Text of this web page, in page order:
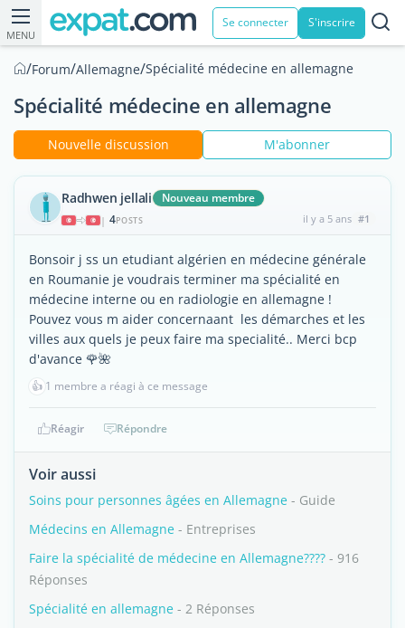
MENU
Se connecter S'inscrire
/Forum/Allemagne/Spécialité médecine en allemagne
Spécialité médecine en allemagne
Nouvelle discussion M'abonner
Radhwen jellali Nouveau membre
| 4POSTS il y a 5 ans #1
Bonsoir j ss un etudiant algérien en médecine générale
en Roumanie je voudrais terminer ma spécialité en
médecine interne ou en radiologie en allemagne !
Pouvez vous m aider concernaant les démarches et les
villes aux quels je peux faire ma specialité.. Merci bcp
d'avance 🌹🌺
👍 1 membre a réagi à ce message
Réagir Répondre
Voir aussi
Soins pour personnes âgées en Allemagne - Guide
Médecins en Allemagne - Entreprises
Faire la spécialité de médecine en Allemagne???? - 916
Réponses
Spécialité en allemagne - 2 Réponses